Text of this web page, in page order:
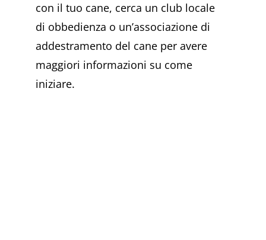
con il tuo cane, cerca un club locale
di obbedienza o un’associazione di
addestramento del cane per avere
maggiori informazioni su come
iniziare.